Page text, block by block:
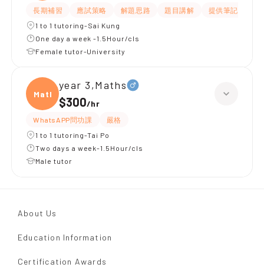
長期補習 應試策略 解題思路 題目講解 提供筆記
1 to 1 tutoring-Sai Kung
One day a week -1.5Hour/cls
Female tutor-University
Maths
year 3,Maths
$300/hr
WhatsAPP問功課
嚴格
1 to 1 tutoring-Tai Po
Two days a week-1.5Hour/cls
Male tutor
About Us
Education Information
Certification Awards